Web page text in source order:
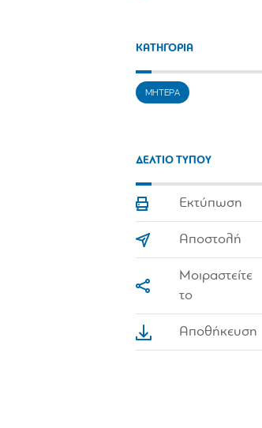
ΚΑΤΗΓΟΡΙΑ
ΜΗΤΕΡΑ
ΔΕΛΤΙΟ ΤΥΠΟΥ
Εκτύπωση
Αποστολή
Μοιραστείτε
το
Αποθήκευση